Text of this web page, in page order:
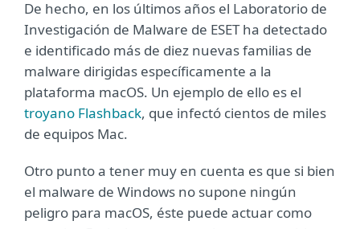
De hecho, en los últimos años el Laboratorio de
Investigación de Malware de ESET ha detectado
e identificado más de diez nuevas familias de
malware dirigidas específicamente a la
plataforma macOS. Un ejemplo de ello es el
troyano Flashback, que infectó cientos de miles
de equipos Mac.
Otro punto a tener muy en cuenta es que si bien
el malware de Windows no supone ningún
peligro para macOS, éste puede actuar como